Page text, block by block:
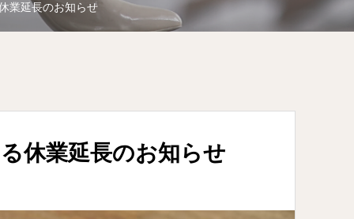
業延長のお知らせ
休業延長のお知らせ